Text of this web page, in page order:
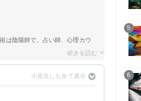
は陰陽師で、占い師、心理カウ
5
6